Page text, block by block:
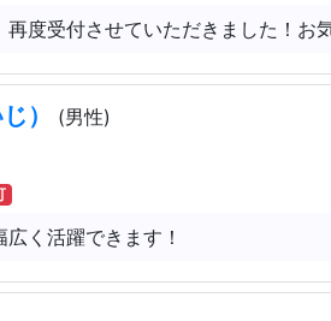
度受付させていただきました！お
） (男性)
く活躍できます！